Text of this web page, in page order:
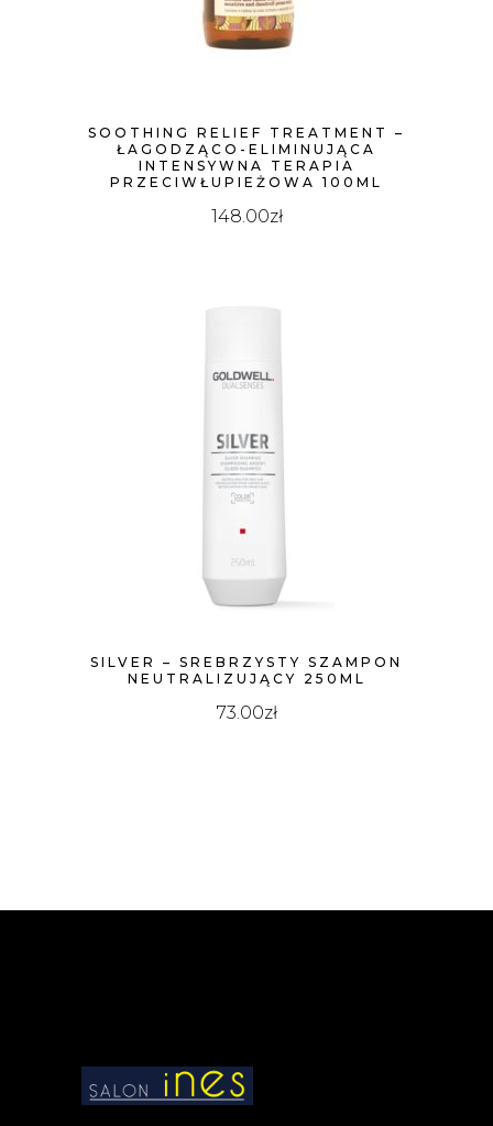
SOOTHING RELIEF TREATMENT –
ŁAGODZĄCO-ELIMINUJĄCA
INTENSYWNA TERAPIA
PRZECIWŁUPIEŻOWA 100ML
148.00zł
SILVER – SREBRZYSTY SZAMPON
NEUTRALIZUJĄCY 250ML
73.00zł